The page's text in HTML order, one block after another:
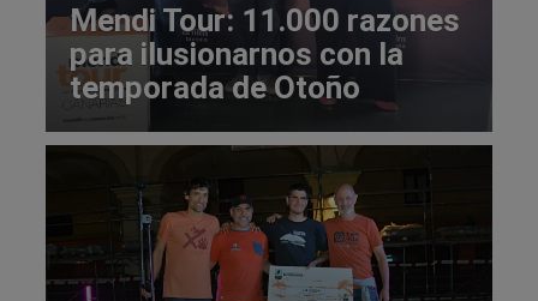
Mendi Tour: 11.000 razones
para ilusionarnos con la
temporada de Otoño